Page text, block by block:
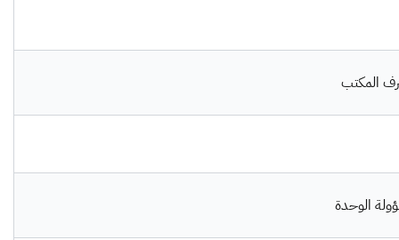
المكتب
الوحدة